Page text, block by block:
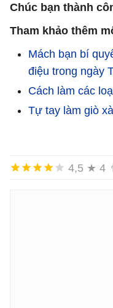
Chúc bạn thành
Tham khảo thêm
Mách bạn bí
điệu trong ngày
Cách làm các
Tự tay làm giò
4,5 ★ 4